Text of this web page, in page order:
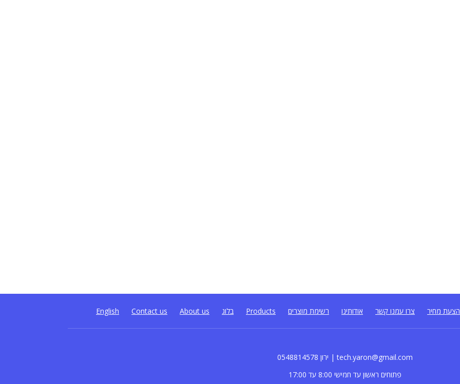
English Contact us About us בלוג Products רשימת מוצרים אודותינו צרו עמנו קשר מחיר
0548814578 ירון | tech.yaron@gmail.com
פתוחים ראשון עד חמישי 8:00 עד 17:00